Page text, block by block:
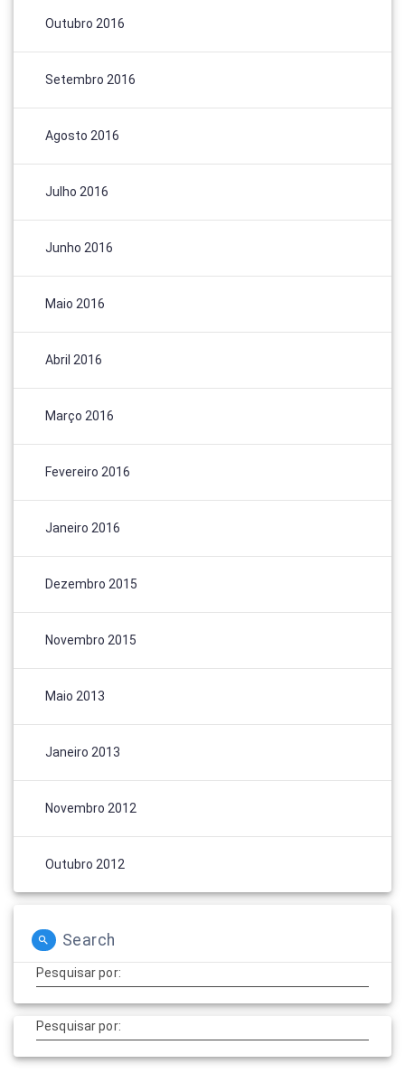
Outubro 2016
Setembro 2016
Agosto 2016
Julho 2016
Junho 2016
Maio 2016
Abril 2016
Março 2016
Fevereiro 2016
Janeiro 2016
Dezembro 2015
Novembro 2015
Maio 2013
Janeiro 2013
Novembro 2012
Outubro 2012
Search
Pesquisar por:
Pesquisar por: